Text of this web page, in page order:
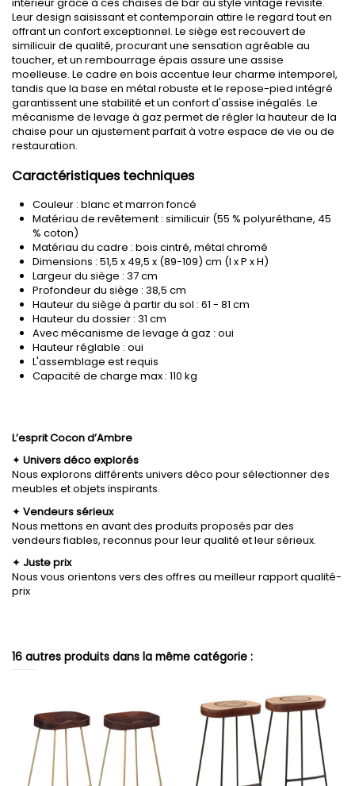
Leur design saisissant et contemporain attire le regard tout en
offrant un confort exceptionnel. Le siège est recouvert de
similicuir de qualité, procurant une sensation agréable au
toucher, et un rembourrage épais assure une assise
moelleuse. Le cadre en bois accentue leur charme intemporel,
tandis que la base en métal robuste et le repose-pied intégré
garantissent une stabilité et un confort d'assise inégalés. Le
mécanisme de levage à gaz permet de régler la hauteur de la
chaise pour un ajustement parfait à votre espace de vie ou de
restauration.
Caractéristiques techniques
Couleur : blanc et marron foncé
Matériau de revêtement : similicuir (55 % polyuréthane, 45
% coton)
Matériau du cadre : bois cintré, métal chromé
Dimensions : 51,5 x 49,5 x (89-109) cm (l x P x H)
Largeur du siège : 37 cm
Profondeur du siège : 38,5 cm
Hauteur du siège à partir du sol : 61 - 81 cm
Hauteur du dossier : 31 cm
Avec mécanisme de levage à gaz : oui
Hauteur réglable : oui
L'assemblage est requis
Capacité de charge max : 110 kg
L’esprit Cocon d’Ambre
✦ Univers déco explorés
Nous explorons différents univers déco pour sélectionner des
meubles et objets inspirants.
✦ Vendeurs sérieux
Nous mettons en avant des produits proposés par des
vendeurs fiables, reconnus pour leur qualité et leur sérieux.
✦ Juste prix
Nous vous orientons vers des offres au meilleur rapport qualité-
prix
16 autres produits dans la même catégorie :